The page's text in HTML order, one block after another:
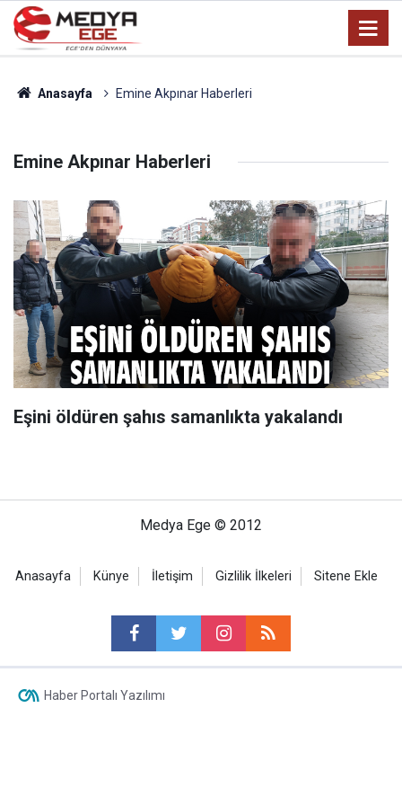
Anasayfa Emine Akpınar Haberleri
Emine Akpınar Haberleri
Eşini öldüren şahıs samanlıkta yakalandı
Medya Ege © 2012
Anasayfa Künye İletişim Gizlilik İlkeleri Sitene Ekle
Haber Portalı Yazılımı